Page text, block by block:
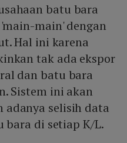
batu bara
main' dengan
Hal ini karena
tak ada ekspor
dan batu bara
Sistem ini akan
selisih data
di setiap K/L.